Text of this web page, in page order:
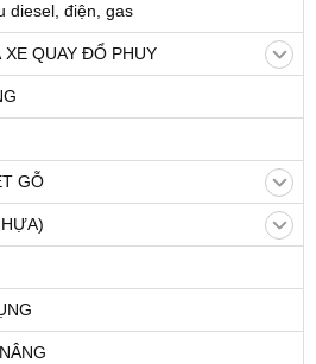
diesel, điện, gas
XE QUAY ĐỔ PHUY
GỖ